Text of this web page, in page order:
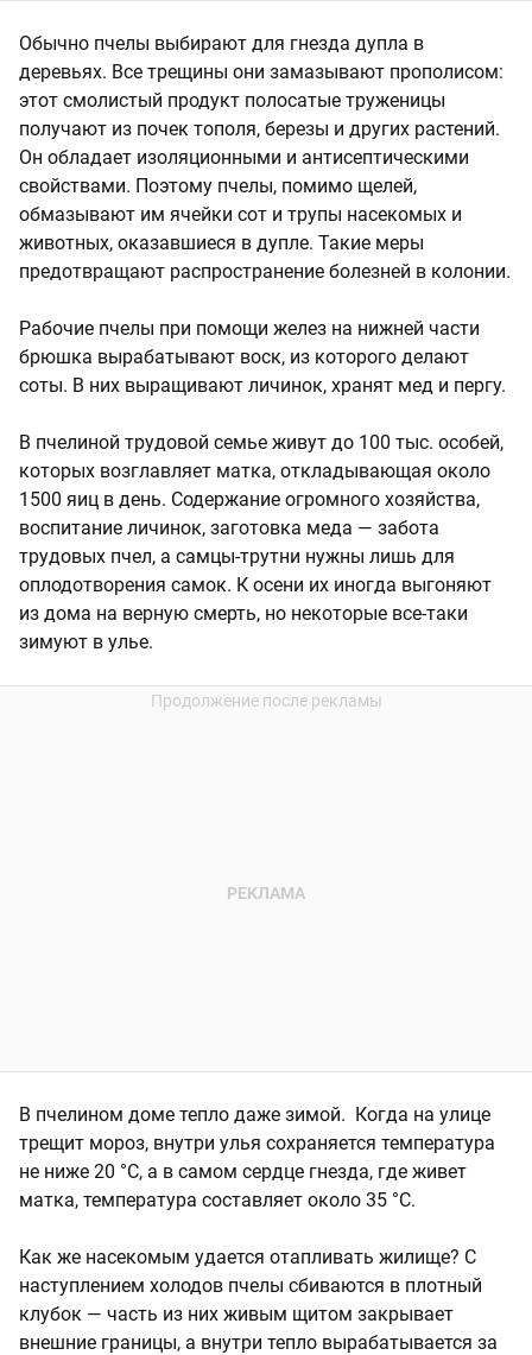
Обычно пчелы выбирают для гнезда дупла в
деревьях. Все трещины они замазывают прополисом:
этот смолистый продукт полосатые труженицы
получают из почек тополя, березы и других растений.
Он обладает изоляционными и антисептическими
свойствами. Поэтому пчелы, помимо щелей,
обмазывают им ячейки сот и трупы насекомых и
животных, оказавшиеся в дупле. Такие меры
предотвращают распространение болезней в колонии.
Рабочие пчелы при помощи желез на нижней части
брюшка вырабатывают воск, из которого делают
соты. В них выращивают личинок, хранят мед и пергу.
В пчелиной трудовой семье живут до 100 тыс. особей,
которых возглавляет матка, откладывающая около
1500 яиц в день. Содержание огромного хозяйства,
воспитание личинок, заготовка меда — забота
трудовых пчел, а самцы-трутни нужны лишь для
оплодотворения самок. К осени их иногда выгоняют
из дома на верную смерть, но некоторые все-таки
зимуют в улье.
В пчелином доме тепло даже зимой. Когда на улице
трещит мороз, внутри улья сохраняется температура
не ниже 20 °C, а в самом сердце гнезда, где живет
матка, температура составляет около 35 °C.
Как же насекомым удается отапливать жилище? С
наступлением холодов пчелы сбиваются в плотный
клубок — часть из них живым щитом закрывает
внешние границы, а внутри тепло вырабатывается за